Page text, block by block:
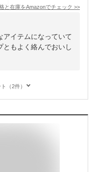
と在庫をAmazonでチェック >>
アイテムになっていて
ともよく絡んでおいし
（2件）